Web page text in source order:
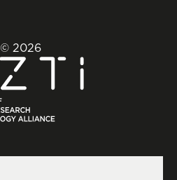
© 2026